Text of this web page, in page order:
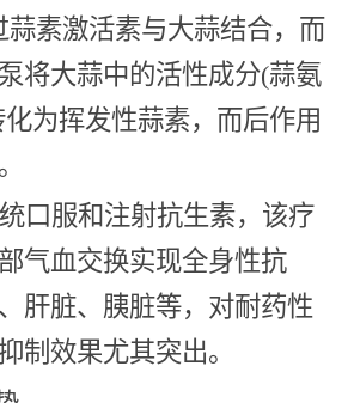
蒜素激活素与大蒜结合，而
将大蒜中的活性成分(蒜氨
为挥发性蒜素，而后作用
口服和注射抗生素，该疗
气血交换实现全身性抗
肝脏、胰脏等，对耐药性
制效果尤其突出。